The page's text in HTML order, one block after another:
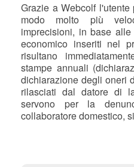
Grazie a Webcolf
modo molto più
imprecisioni, in base
economico inseriti nel
risultano
stampe annuali
dichiarazione degli oneri
rilasciati dal datore di
servono per la
collaboratore domestico,